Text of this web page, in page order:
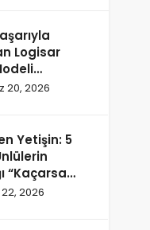
Logisar
Geliyor
20, 2026
Yetişin: 5
“Kaçarsa
Temalı
2026